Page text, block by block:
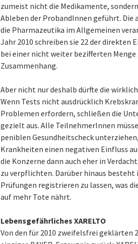
zumeist nicht die Medikamente,
Ableben der ProbandInnen geführt.
die Pharmazeutika im Allgemeinen
Jahr 2010 schreiben sie 22 der direkten
bei einer nicht weiter bezifferten
Zusammenhang.
Aber nicht nur deshalb dürfte die
Wenn Tests nicht ausdrücklich
Problemen erfordern, schließen die
gezielt aus. Alle TeilnehmerInnen
peniblen Gesundheitscheck
Krankheiten einen negativen Einfluss
die Konzerne dann auch eher in
zu verpflichten. Darüber hinaus
Prüfungen registrieren zu lassen, was
auf mehr Tote nährt.
Lebensgefährliches XARELTO
Von den für 2010 zweifelsfrei geklärten